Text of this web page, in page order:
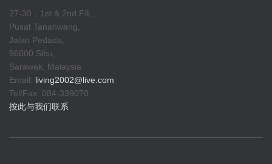
27-30，1st & 2nd F/L,
Pusat Tanahwang,
Jalan Pedada,
96000 Sibu,
Sarawak, Malaysia.
Email: living2002@live.com
Tel/Fax: 084-339070
按此与我们联系